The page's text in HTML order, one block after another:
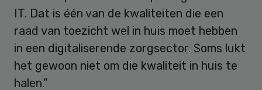
IT. Dat is één van de kwaliteiten die een
raad van toezicht wel in huis moet hebben
in een digitaliserende zorgsector. Soms lukt
het gewoon niet om die kwaliteit in huis te
halen.”